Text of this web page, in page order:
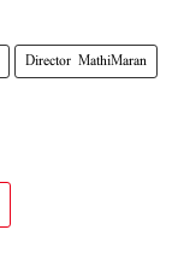
Director MathiMaran